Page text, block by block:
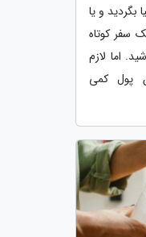
بگردید و یا
سفر کوتاه
اما لازم
پول کمی